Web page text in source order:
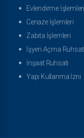
Evlendirme İşlemleri
Cenaze İşlemleri
Zabıta İşlemleri
İşyeri Açma Ruhsatı
İnşaat Ruhsatı
Yapı Kullanma İzni